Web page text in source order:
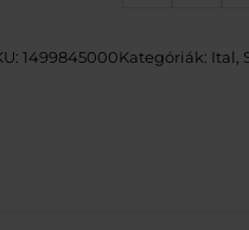
O
1499845000Kategóriák: Ital